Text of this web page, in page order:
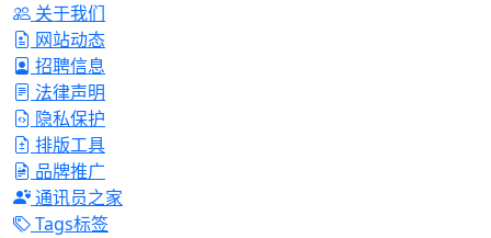
关于我们
网站动态
招聘信息
法律声明
隐私保护
排版工具
品牌推广
通讯员之家
Tags标签